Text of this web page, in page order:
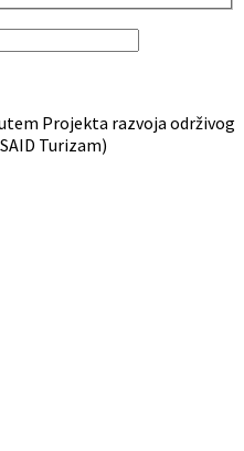
Projekta razvoja održivog
Turizam)